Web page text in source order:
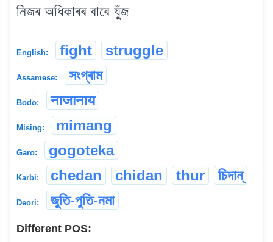
নিজৰ অধিকাৰৰ বাবে যুঁজ
English: fight struggle
Assamese: সংগ্ৰাম
Bodo: नाजानाय
Mising: mimang
Garo: gogoteka
Karbi: chedan chidan thur চিদান্
Deori: জুতি-পুতি-নমা
Different POS: